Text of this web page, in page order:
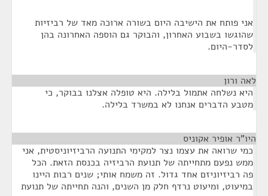
אני פותח את הישיבה היום בשורה ארוכה מאד של רביזיות
שהוגשו בשבוע האחרון, והבוקר גם הוספה האחרונה בהן
לסדר-היום.
לאה ורון
היא נשלחה אתמול בלילה. היא טופלה אצלנו בבוקר, כי
מטבע הדברים אנחנו לא במשרד בלילה.
היו"ר אופיר אקוניס
כמי שרואה את עצמו נצר למקימי התנועה הרביזיוניסטית, אני
ממש נפעם מתחייתה של תנועת הרביזיה בכנסת הזאת. הכל
פה רביזיוניזם אחד גדול. זה משמח אותי; שנים רבות היינו
במיעוט, ומיעוט נרדף חלק מן השנים, והנה תחייתה של תנועת